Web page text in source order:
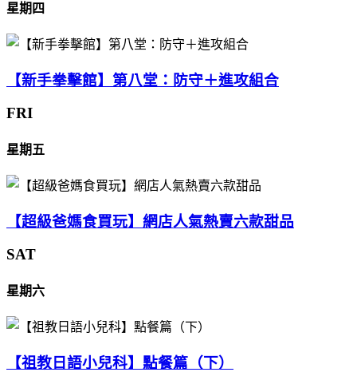
星期四
【新手拳擊館】第八堂：防守＋進攻組合
FRI
星期五
【超級爸媽食買玩】網店人氣熱賣六款甜品
SAT
星期六
【祖教日語小兒科】點餐篇（下）